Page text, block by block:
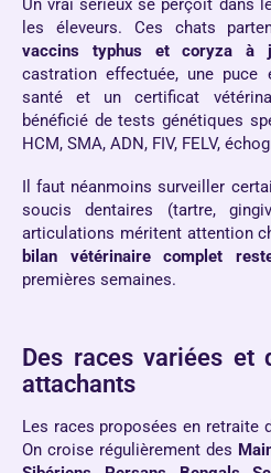
les éleveurs. Ces chats
vaccins typhus et coryza à
castration effectuée, une puce
santé et un certificat
bénéficié de tests génétiques
HCM, SMA, ADN, FIV, FELV,
Il faut néanmoins surveiller
soucis dentaires (tartre,
articulations méritent attention
bilan vétérinaire complet
premières semaines.
Des races variées et
attachants
Les races proposées en retraite
On croise régulièrement des